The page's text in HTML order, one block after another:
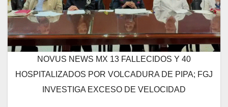
NOVUS NEWS MX 13 FALLECIDOS Y 40
HOSPITALIZADOS POR VOLCADURA DE PIPA; FGJ
INVESTIGA EXCESO DE VELOCIDAD